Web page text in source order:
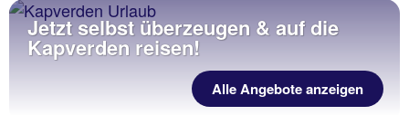
Jetzt selbst überzeugen & auf die
Kapverden reisen!
Alle Angebote anzeigen